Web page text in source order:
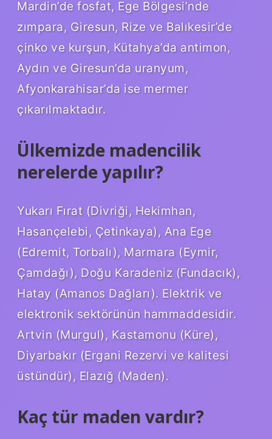
Mardin’de fosfat, Ege Bölgesi’nde
zımpara, Giresun, Rize ve Balıkesir’de
çinko ve kurşun, Kütahya’da antimon,
Aydın ve Giresun’da uranyum,
Afyonkarahisar’da ise mermer
çıkarılmaktadır.
Ülkemizde madencilik
nerelerde yapılır?
Yukarı Fırat (Divriği, Hekimhan,
Hasançelebi, Çetinkaya), Ana Ege
(Edremit, Torbalı), Marmara (Eymir,
Çamdağı), Doğu Karadeniz (Fundacık),
Hatay (Amanos Dağları). Elektrik ve
elektronik sektörünün hammaddesidir.
Artvin (Murgul), Kastamonu (Küre),
Diyarbakır (Ergani Rezervi ve kalitesi
üstündür), Elazığ (Maden).
Kaç tür maden vardır?